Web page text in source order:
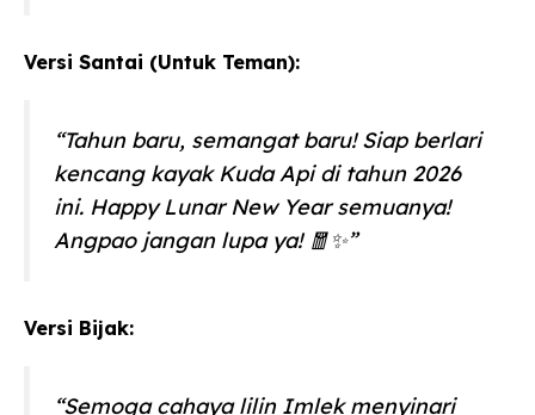
Versi Santai (Untuk Teman):
“Tahun baru, semangat baru! Siap berlari
kencang kayak Kuda Api di tahun 2026
ini. Happy Lunar New Year semuanya!
Angpao jangan lupa ya! 🧧✨”
Versi Bijak:
“Semoga cahaya lilin Imlek menyinari